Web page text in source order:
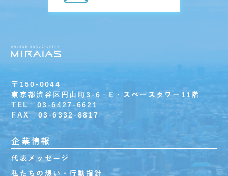
〒150-0044
東京都渋谷区円山町3-6 E・スペースタワー11階
TEL 03-6427-6621
FAX 03-6332-8817
企業情報
代表メッセージ
私たちの想い・行動指針